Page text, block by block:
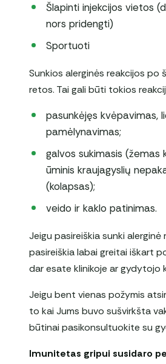
Šlapinti injekcijos vietos
nors pridengti)
Sportuoti
Sunkios alerginės reakcijos po
retos. Tai gali būti tokios
pasunkėjęs kvėpavimas,
pamėlynavimas;
galvos sukimasis (žemas
ūminis kraujagyslių
(kolapsas);
veido ir kaklo patinimas.
Jeigu pasireiškia sunki alerginė
pasireiškia labai greitai iškart
dar esate klinikoje ar gydytojo
Jeigu bent vienas požymis
to kai Jums buvo sušvirkšta
būtinai pasikonsultuokite su
Imunitetas gripui susidaro